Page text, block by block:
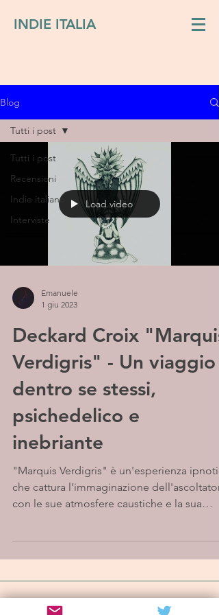
INDIE ITALIA
Blog
Tutti i post
Recensioni
Indie italiano
Interviste
Tutti i post
Load video
Emanuele
1 giu 2023
Deckard Croix "Marquis
Verdigris" - Un viaggio
dentro se stessi,
psichedelico e
inebriante
"Marquis Verdigris" è un'esperienza
che cattura l'immaginazione
con le sue atmosfere caustiche e la sua